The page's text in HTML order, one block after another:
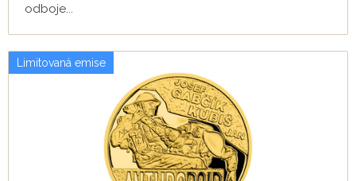
odboje...
Limitovaná emise